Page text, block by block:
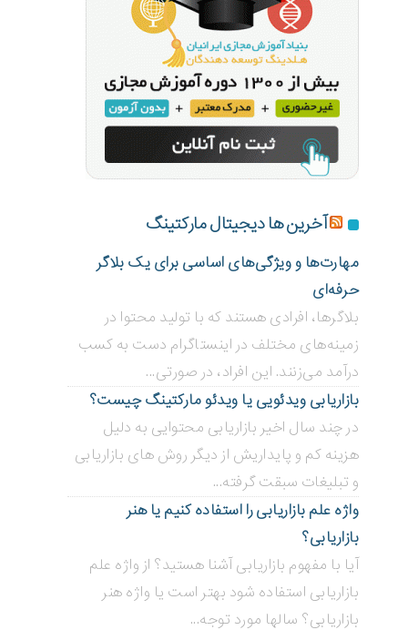
آخرین ها دیجیتال مارکتینگ
مهارت‌ها و ویژگی‌های اساسی برای یک بلاگر
حرفه‌ای
بلاگر‌ها، افرادی هستند که با تولید محتوا در
زمینه‌های مختلف در اینستاگرام دست به کسب
درآمد می‌زنند. این افراد، در صورتی...
بازاریابی ویدئویی ‌یا ویدئو مارکتینگ چیست؟
در چند سال اخیر بازاریابی محتوایی به دلیل
هزینه کم و پایداریش از دیگر روش های بازاریابی
و تبلیغات سبقت گرفته...
واژه علم بازاریابی را استفاده کنیم یا هنر
بازاریابی؟
آیا با مفهوم بازاریابی آشنا هستید؟ از واژه علم
بازاریابی استفاده شود بهتر است یا واژه هنر
بازاریابی؟ سالها مورد توجه...